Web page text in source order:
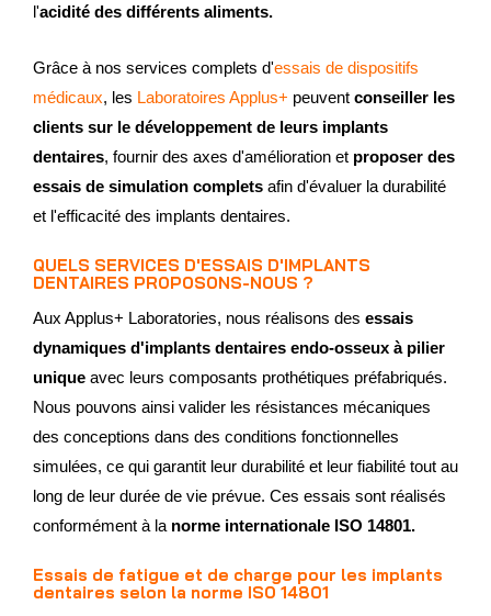
l'acidité des différents aliments.
Grâce à nos services complets d'essais de dispositifs
médicaux, les Laboratoires Applus+ peuvent conseiller les
clients sur le développement de leurs implants
dentaires, fournir des axes d'amélioration et proposer des
essais de simulation complets afin d'évaluer la durabilité
et l'efficacité des implants dentaires.
QUELS SERVICES D'ESSAIS D'IMPLANTS
DENTAIRES PROPOSONS-NOUS ?
Aux Applus+ Laboratories, nous réalisons des essais
dynamiques d'implants dentaires endo-osseux à pilier
unique avec leurs composants prothétiques préfabriqués.
Nous pouvons ainsi valider les résistances mécaniques
des conceptions dans des conditions fonctionnelles
simulées, ce qui garantit leur durabilité et leur fiabilité tout au
long de leur durée de vie prévue. Ces essais sont réalisés
conformément à la norme internationale ISO 14801.
Essais de fatigue et de charge pour les implants
dentaires selon la norme ISO 14801